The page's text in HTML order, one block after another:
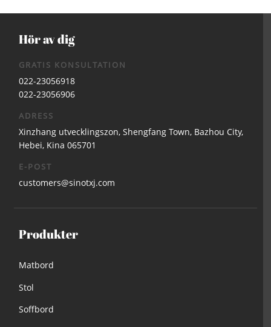
Hör av dig
GRATIS KONSULTATION
022-23056918
022-23056906
ADRESS
Xinzhang utvecklingszon, Shengfang Town, Bazhou City,
Hebei, Kina 065701
E-POST
customers@sinotxj.com
Produkter
Matbord
Stol
Soffbord